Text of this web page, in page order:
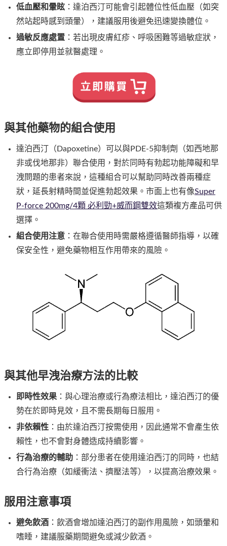
低血壓和暈眩 ：達泊西汀可能會引起體位性低血壓（如突
然站起時感到頭暈），建議服用後避免迅速變換體位。
過敏反應處置 ：若出現皮膚紅疹、呼吸困難等過敏症狀，
應立即停用並就醫處理。
與其他藥物的組合使用
達泊西汀（Dapoxetine）可以與PDE-5抑制劑（如西地那
非或伐地那非）聯合使用，對於同時有勃起功能障礙和早
洩問題的患者來說，這種組合可以幫助同時改善兩種症
狀，延長射精時間並促進勃起效果。市面上也有像Super
P-force 200mg/4顆 必利勁+威而鋼雙效這類複方產品可供
選擇。
組合使用注意 ：在聯合使用時需嚴格遵循醫師指導，以確
保安全性，避免藥物相互作用帶來的風險。
與其他早洩治療方法的比較
即時性效果 ：與心理治療或行為療法相比，達泊西汀的優
勢在於即時見效，且不需長期每日服用。
非依賴性 ：由於達泊西汀按需使用，因此通常不會產生依
賴性，也不會對身體造成持續影響。
行為治療的輔助 ：部分患者在使用達泊西汀的同時，也結
合行為治療（如緩衝法、擠壓法等），以提高治療效果。
服用注意事項
避免飲酒 ：飲酒會增加達泊西汀的副作用風險，如頭暈和
嗜睡，建議服藥期間避免或減少飲酒。